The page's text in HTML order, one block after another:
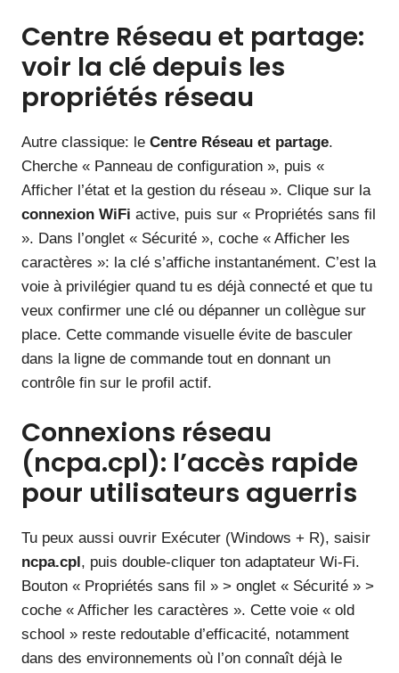
Centre Réseau et partage:
voir la clé depuis les
propriétés réseau
Autre classique: le Centre Réseau et partage.
Cherche « Panneau de configuration », puis «
Afficher l’état et la gestion du réseau ». Clique sur la
connexion WiFi active, puis sur « Propriétés sans fil
». Dans l’onglet « Sécurité », coche « Afficher les
caractères »: la clé s’affiche instantanément. C’est la
voie à privilégier quand tu es déjà connecté et que tu
veux confirmer une clé ou dépanner un collègue sur
place. Cette commande visuelle évite de basculer
dans la ligne de commande tout en donnant un
contrôle fin sur le profil actif.
Connexions réseau
(ncpa.cpl): l’accès rapide
pour utilisateurs aguerris
Tu peux aussi ouvrir Exécuter (Windows + R), saisir
ncpa.cpl, puis double-cliquer ton adaptateur Wi‑Fi.
Bouton « Propriétés sans fil » > onglet « Sécurité » >
coche « Afficher les caractères ». Cette voie « old
school » reste redoutable d’efficacité, notamment
dans des environnements où l’on connaît déjà le